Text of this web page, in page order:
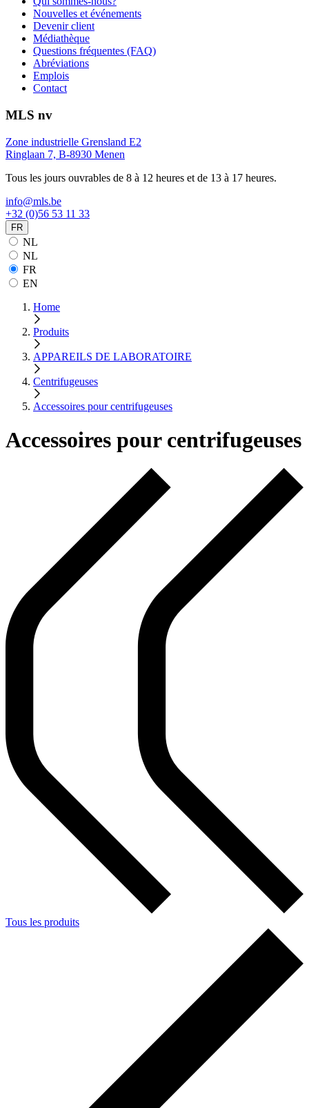
Nouvelles et événements
Devenir client
Médiathèque
Questions fréquentes (FAQ)
Abréviations
Emplois
Contact
MLS nv
Zone industrielle Grensland E2
Ringlaan 7, B-8930 Menen
Tous les jours ouvrables de 8 à 12 heures et de 13 à 17 heures.
info@mls.be
+32 (0)56 53 11 33
FR
NL
NL
FR
EN
Home
Produits
APPAREILS DE LABORATOIRE
Centrifugeuses
Accessoires pour centrifugeuses
Accessoires pour centrifugeuses
Tous les produits